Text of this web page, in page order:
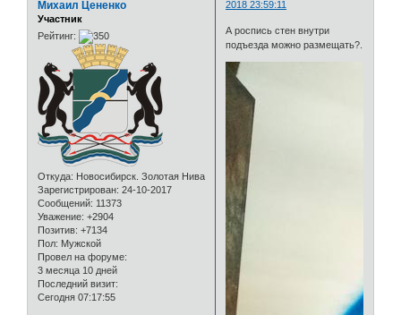
2018 23:59:11
Михаил Цененко
Участник
Рейтинг:
Откуда: Новосибирск. Золотая Нива
Зарегистрирован: 24-10-2017
Сообщений: 11373
Уважение: +2904
Позитив: +7134
Пол: Мужской
Провел на форуме:
3 месяца 10 дней
Последний визит:
Сегодня 07:17:55
А роспись стен внутри
подъезда можно размещать?.